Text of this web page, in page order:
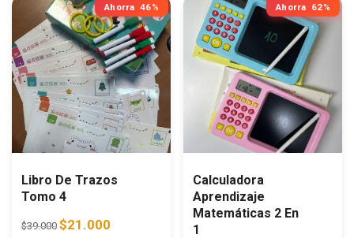
Ahorra 46%
Libro De Trazos
Tomo 4
$39.000 Original price was: $39.000.
$21.000 Current price is: $21.000.
Ahorra 62%
Calculadora
Aprendizaje
Matemáticas 2 En
1